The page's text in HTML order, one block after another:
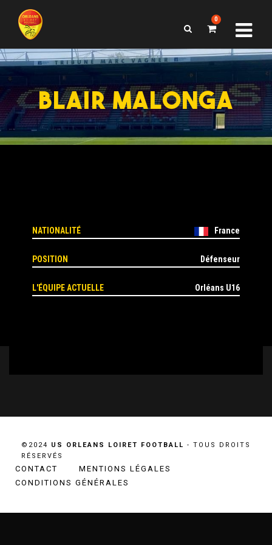
0
BLAIR MALONGA
NATIONALITÉ France
POSITION Défenseur
L'ÉQUIPE ACTUELLE Orléans U16
©2024 US ORLEANS LOIRET FOOTBALL - TOUS DROITS
RÉSERVÉS
CONTACT
MENTIONS LÉGALES
CONDITIONS GÉNÉRALES